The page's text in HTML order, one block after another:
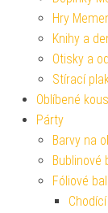
Hry
Knihy a
Otisky a
Stírací
Oblíbené
Párty
Barvy na
Bublinové
Fóliové
Chodící